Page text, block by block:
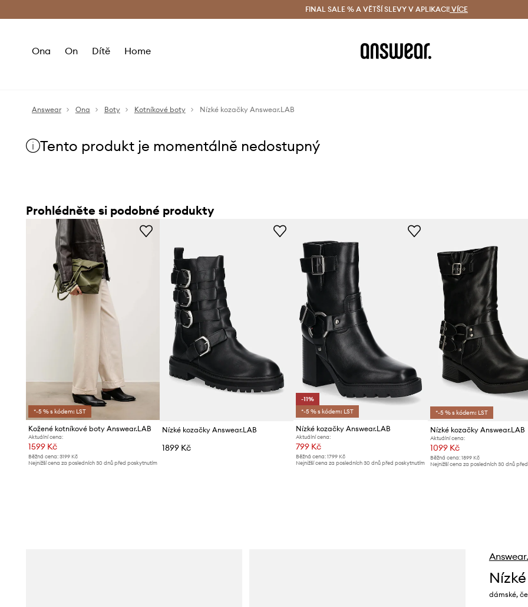
Doručení a vrácení zdarma (od 1800 Kč) Doručení i do 24 h
FINAL SALE % A VĚTŠÍ SLEVY V APLIKACI! VÍCE
Ona On Dítě Home
Answear Ona Boty Kotníkové boty Nízké kozačky Answear.LAB
Tento produkt je momentálně nedostupný
Prohlédněte si podobné produkty
*-5 % s kódem: LST
Kožené kotníkové boty Answear.LAB
Aktuální cena:
1599 Kč
Běžná cena: 3199 Kč
Nejnižší cena za posledních 30 dnů před poskytnutím
Nízké kozačky Answear.LAB
1899 Kč
-11%
*-5 % s kódem: LST
Nízké kozačky Answear.LAB
Aktuální cena:
799 Kč
Běžná cena: 1799 Kč
Nejnižší cena za posledních 30 dnů před poskytnutím
*-5 % s kódem: LST
Nízké kozačky Answear.LAB
Aktuální cena:
1099 Kč
Běžná cena: 1899 Kč
Nejnižší cena za posledních 30 dnů
dámské,